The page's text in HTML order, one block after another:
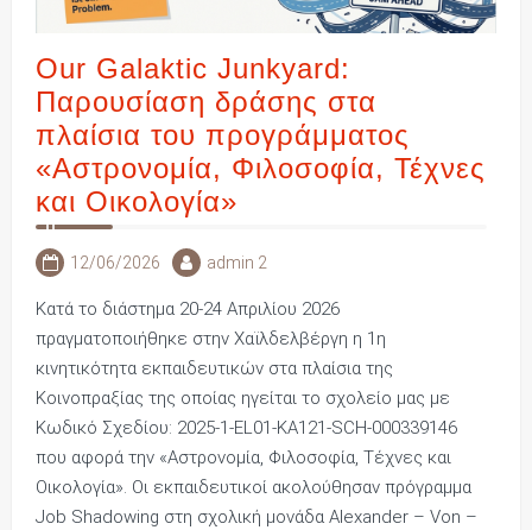
Our Galaktic Junkyard:
Παρουσίαση δράσης στα
πλαίσια του προγράμματος
«Αστρονομία, Φιλοσοφία, Τέχνες
και Οικολογία»
12/06/2026 admin 2
Κατά το διάστημα 20-24 Απριλίου 2026
πραγματοποιήθηκε στην Χαϊλδελβέργη η 1η
κινητικότητα εκπαιδευτικών στα πλαίσια της
Κοινοπραξίας της οποίας ηγείται το σχολείο μας με
Κωδικό Σχεδίου: 2025-1-EL01-KA121-SCH-000339146
που αφορά την «Αστρονομία, Φιλοσοφία, Τέχνες και
Οικολογία». Οι εκπαιδευτικοί ακολούθησαν πρόγραμμα
Job Shadowing στη σχολική μονάδα Alexander – Von –